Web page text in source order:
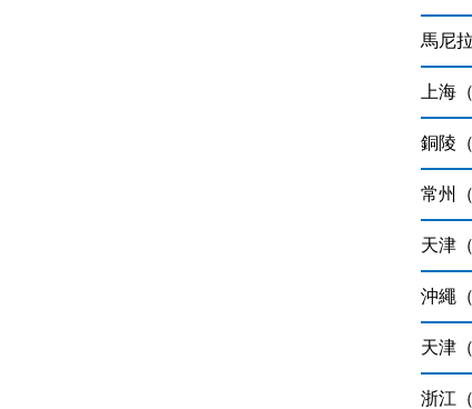
馬尼
上海
銅陵
常州
天津
沖繩
天津
浙江